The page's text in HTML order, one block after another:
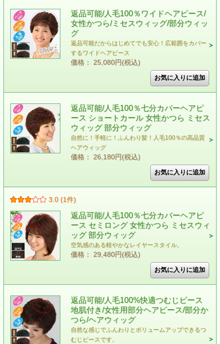
返品可能/人毛100％ワイドヘアピース/
女性かつら/ミセスウィッグ/部分ウィッ
グ
返品可能だからはじめてでも安心！広範囲をカバー
するワイドヘアピース
価格： 25,080円(税込)
返品可能/人毛100％七分カバーヘアピ
ース ショートカール 女性かつら ミセス
ウィッグ 部分ウィッグ
自然に！手軽に！ふんわり髪！人毛100％の高品質
ヘアウィッグ
価格： 26,180円(税込)
3.0 (1件)
返品可能/人毛100％七分カバーヘアピ
ース セミロング 女性かつら ミセスウィ
ッグ 部分ウィッグ
空気感のある軽やかなレイヤースタイル。
価格： 29,480円(税込)
返品可能/人毛100%快適つむじピース
地肌付き/女性用部分ヘアピース/部分か
つら/ヘアウィッグ
自然な感じでふんわりとボリュームアップできるつ
むじピースです。